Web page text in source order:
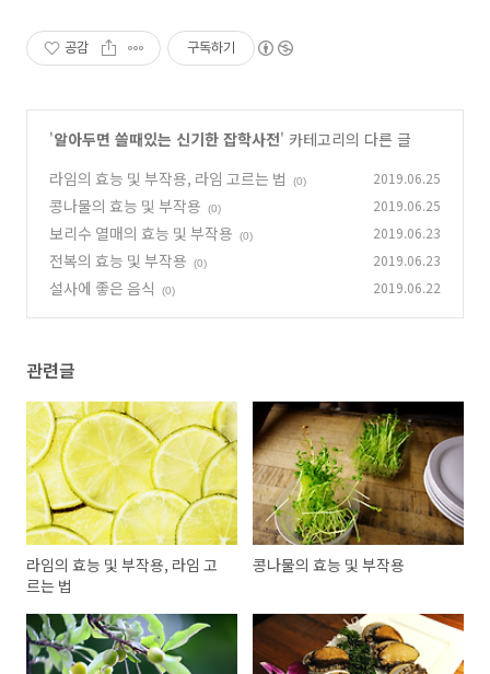
공감 구독하기
'알아두면 쓸때있는 신기한 잡학사전' 카테고리의 다른 글
라임의 효능 및 부작용, 라임 고르는 법
(0) 2019.06.25
콩나물의 효능 및 부작용 (0) 2019.06.25
보리수 열매의 효능 및 부작용 (0) 2019.06.23
전복의 효능 및 부작용 (0) 2019.06.23
설사에 좋은 음식 (0) 2019.06.22
관련글
라임의 효능 및 부작용, 라임 고
르는 법
콩나물의 효능 및 부작용